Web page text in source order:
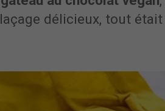
délicieux, tout